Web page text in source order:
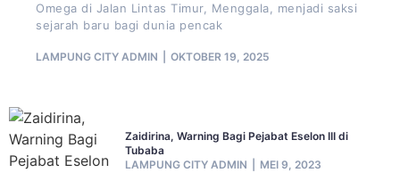
Omega di Jalan Lintas Timur, Menggala, menjadi saksi
sejarah baru bagi dunia pencak
LAMPUNG CITY ADMIN OKTOBER 19, 2025
Zaidirina, Warning Bagi Pejabat Eselon III di
Tubaba
LAMPUNG CITY ADMIN
MEI 9, 2023